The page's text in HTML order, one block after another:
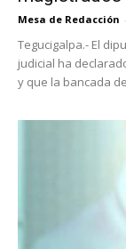
Mesa de Redacción -
Tegucigalpa.- El
judicial ha
y que la bancada